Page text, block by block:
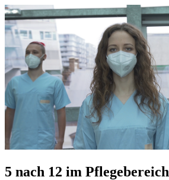
5 nach 12 im Pflegebereich